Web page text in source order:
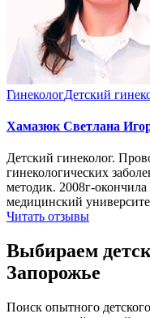
ГинекологДетский
Хамазюк Светлана
Детский гинеколог.
гинекологических
методик. 2008г-
медицинский
Читать отзывы
Выбираем
Запорожье
Поиск опытного